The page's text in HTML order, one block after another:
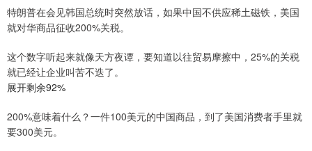
特朗普在会见韩国总统时突然放话，如果中国不供应稀土磁铁，美国
就对华商品征收200%关税。
这个数字听起来就像天方夜谭，要知道以往贸易摩擦中，25%的关税
就已经让企业叫苦不迭了。
展开剩余92%
200%意味着什么？一件100美元的中国商品，到了美国消费者手里就
要300美元。